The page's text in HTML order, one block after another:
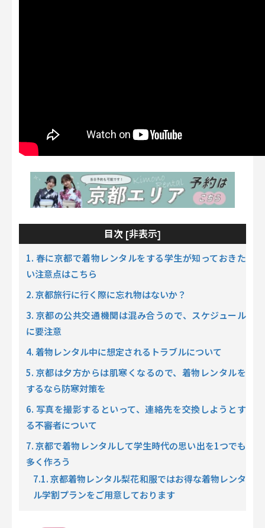
目次 [非表示]
1. 春に京都で着物レンタルをする学生が知っておきた
い注意点はこちら
2. 京都旅行に行く際に忘れ物はないか？
3. 京都の公共交通機関は混み合うので、スケジュール
に要注意
4. 着物レンタル中に想定されるトラブルについて
5. 京都は夕方からは肌寒くなるので、着物レンタルを
するなら防寒対策を
6. 写真を撮影するといって、連絡先を交換しようとす
る不審者について
7. 京都で着物レンタルして学生時代の思い出を1つでも
多く作ろう
7.1. 京都着物レンタル梨花和服ではお得な着物レンタ
ル学割プランをご用意しております